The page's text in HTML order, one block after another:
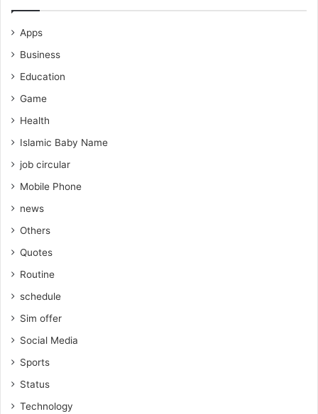
Apps
Business
Education
Game
Health
Islamic Baby Name
job circular
Mobile Phone
news
Others
Quotes
Routine
schedule
Sim offer
Social Media
Sports
Status
Technology